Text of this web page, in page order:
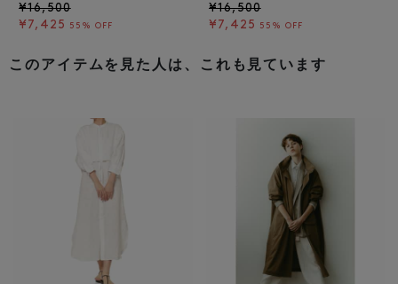
¥16,500
¥7,425
55% OFF
¥16,500
¥7,425
55% OFF
このアイテムを見た人は、これも見ています